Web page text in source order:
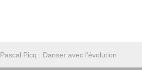
Pascal Picq : Danser avec l'évolution